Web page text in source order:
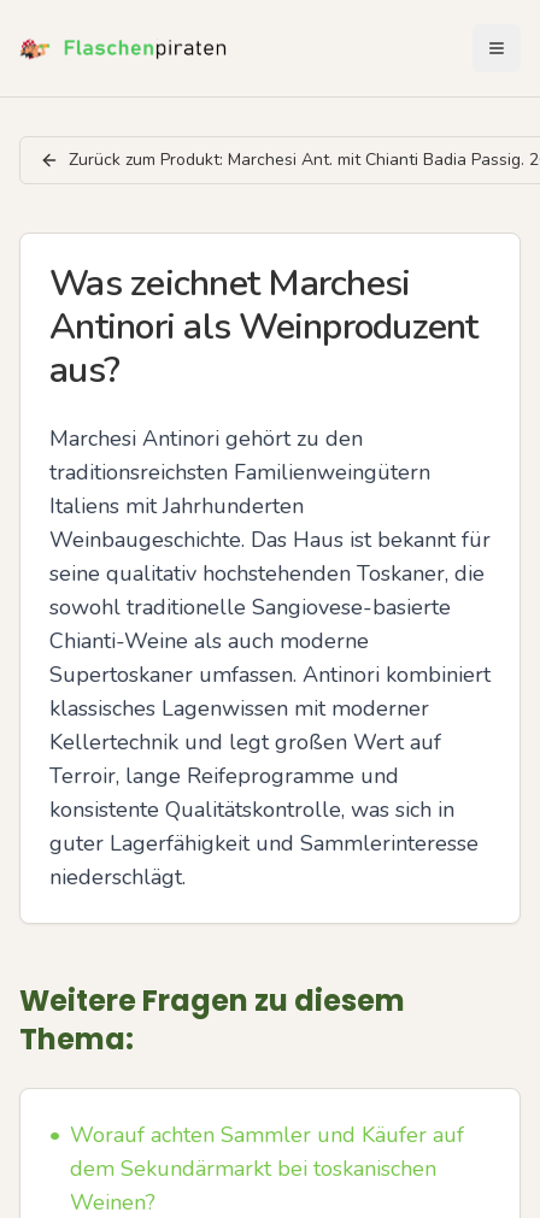
Zurück zum Produkt: Marchesi Ant. mit Chianti Badia Passig.
Was zeichnet Marchesi
Antinori als Weinproduzent
aus?
Marchesi Antinori gehört zu den
traditionsreichsten Familienweingütern
Italiens mit Jahrhunderten
Weinbaugeschichte. Das Haus ist bekannt für
seine qualitativ hochstehenden Toskaner, die
sowohl traditionelle Sangiovese-basierte
Chianti-Weine als auch moderne
Supertoskaner umfassen. Antinori kombiniert
klassisches Lagenwissen mit moderner
Kellertechnik und legt großen Wert auf
Terroir, lange Reifeprogramme und
konsistente Qualitätskontrolle, was sich in
guter Lagerfähigkeit und Sammlerinteresse
niederschlägt.
Weitere Fragen zu diesem
Thema:
• Worauf achten Sammler und Käufer auf
dem Sekundärmarkt bei toskanischen
Weinen?